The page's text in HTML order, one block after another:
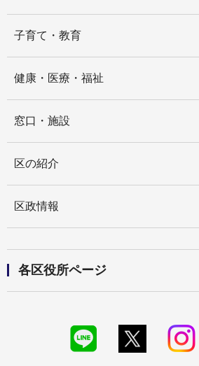
子育て・教育
健康・医療・福祉
窓口・施設
区の紹介
区政情報
各区役所ページ